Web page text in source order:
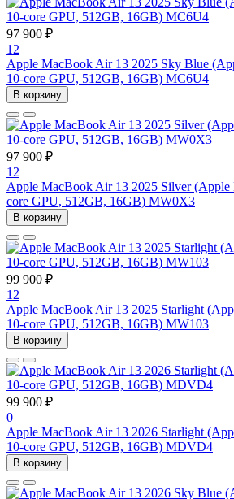
97 900 ₽
12
Apple MacBook Air 13 2025 Sky Blue
10-core GPU, 512GB, 16GB) MC6U4
В корзину
97 900 ₽
12
Apple MacBook Air 13 2025 Silver (Apple
core GPU, 512GB, 16GB) MW0X3
В корзину
99 900 ₽
12
Apple MacBook Air 13 2025 Starlight
10-core GPU, 512GB, 16GB) MW103
В корзину
99 900 ₽
0
Apple MacBook Air 13 2026 Starlight
10-core GPU, 512GB, 16GB) MDVD4
В корзину